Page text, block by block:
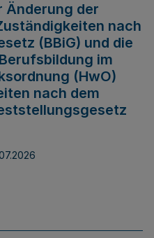
Änderung der
nach
(BBiG) und die
im
(HwO)
nach dem